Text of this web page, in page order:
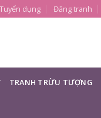
Tuyển dụng Đăng tranh
TRANH TRỪU TƯỢNG